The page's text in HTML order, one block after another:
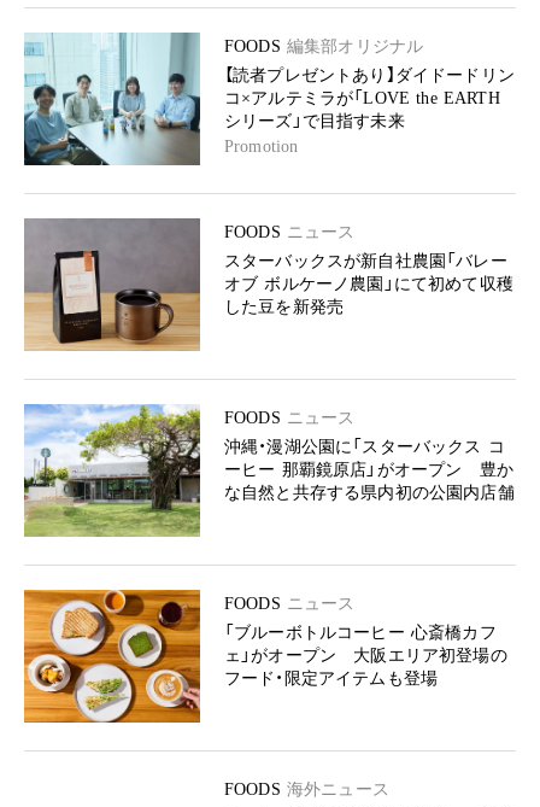
FOODS 編集部オリジナル
【読者プレゼントあり】ダイドードリン
コ×アルテミラが「LOVE the EARTH
シリーズ」で目指す未来
Promotion
FOODS ニュース
スターバックスが新自社農園「バレー
オブ ボルケーノ農園」にて初めて収穫
した豆を新発売
FOODS ニュース
沖縄・漫湖公園に「スターバックス コ
ーヒー 那覇鏡原店」がオープン 豊か
な自然と共存する県内初の公園内店舗
FOODS ニュース
「ブルーボトルコーヒー 心斎橋カフ
ェ」がオープン 大阪エリア初登場の
フード・限定アイテムも登場
FOODS 海外ニュース